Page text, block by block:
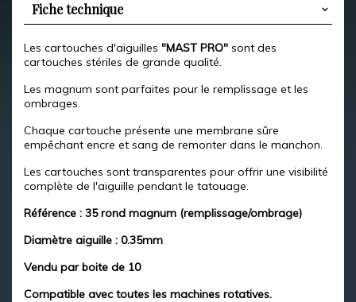
Fiche technique
Les cartouches d'aiguilles "MAST PRO" sont des
cartouches stériles de grande qualité.
Les magnum sont parfaites pour le remplissage et les
ombrages.
Chaque cartouche présente une membrane sûre
empêchant encre et sang de remonter dans le manchon.
Les cartouches sont transparentes pour offrir une visibilité
complète de l'aiguille pendant le tatouage.
Référence : 35 rond magnum (remplissage/ombrage)
Diamètre aiguille : 0.35mm
Vendu par boite de 10
Compatible avec toutes les machines rotatives.